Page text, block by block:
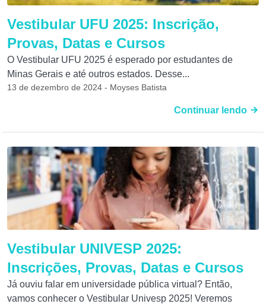
Vestibular UFU 2025: Inscrição,
Provas, Datas e Cursos
O Vestibular UFU 2025 é esperado por estudantes de
Minas Gerais e até outros estados. Desse...
13 de dezembro de 2024 - Moyses Batista
Continuar lendo
Vestibular UNIVESP 2025:
Inscrições, Provas, Datas e Cursos
Já ouviu falar em universidade pública virtual? Então,
vamos conhecer o Vestibular Univesp 2025! Veremos